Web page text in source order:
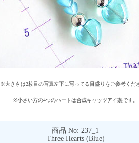
※大きさは2枚目の写真左下に写ってる目盛りをご参考くだ
※小さい方の4つのハートは合成キャッツアイ製です。
商品 No: 237_1
Three Hearts (Blue)